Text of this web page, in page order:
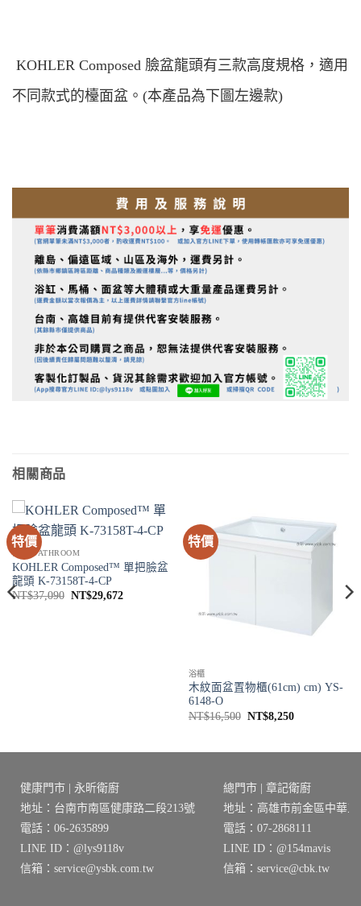
​ KOHLER Composed 臉盆龍頭有三款高度規格，適用
不同款式的檯面盆。(本產品為下圖左邊款)
相關商品
特價
衛浴 BATHROOM
KOHLER Composed™ 單把臉盆
龍頭 K-73158T-4-CP
NT$37,090 原
NT$29,672目
特價
浴櫃
木紋面盆置物櫃(61cm) cm) YS-
6148-O
NT$16,500 原
NT$8,250目
健康門市 | 永昕衛廚
地址：台南市南區健康路二段213號
電話：06-2635899
LINE ID：@lys9118v
信箱：service@ysbk.com.tw
總門市 | 章記衛廚
地址：高雄市前金區中華三
電話：07-2868111
LINE ID：@154mavis
信箱：service@cbk.tw